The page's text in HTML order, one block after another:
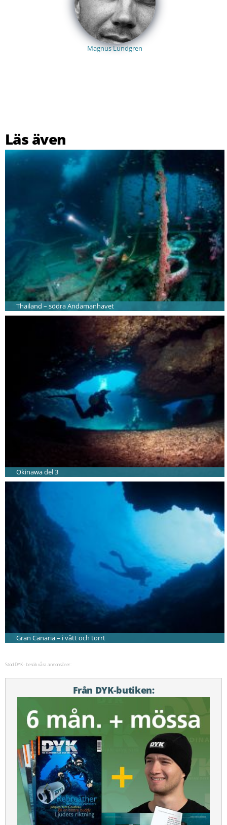
Magnus Lundgren
Läs även
Thailand – södra Andamanhavet
Okinawa del 3
Gran Canaria – i vått och torrt
Stöd DYK - besök våra annonsörer:
Från DYK-butiken: